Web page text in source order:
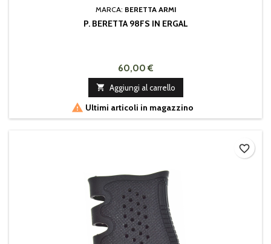
MARCA: BERETTA ARMI
P. BERETTA 98FS IN ERGAL
60,00 €
 Aggiungi al carrello
 Ultimi articoli in magazzino
favorite_border